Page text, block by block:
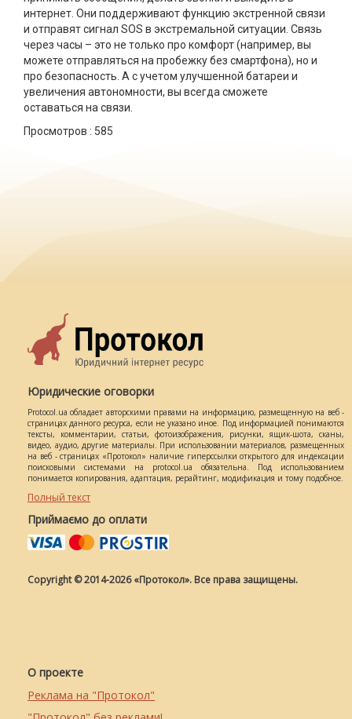
интернет. Они поддерживают функцию экстренной связи
и отправят сигнал SOS в экстремальной ситуации. Связь
через часы – это не только про комфорт (например, вы
можете отправляться на пробежку без смартфона), но и
про безопасность. А с учетом улучшенной батареи и
увеличения автономности, вы всегда сможете
оставаться на связи.
Просмотров : 585
Юридические оговорки
Protocol.ua обладает авторскими правами на информацию, размещенную на веб -
страницах данного ресурса, если не указано иное. Под информацией понимаются
тексты, комментарии, статьи, фотоизображения, рисунки, ящик-шота, сканы,
видео, аудио, другие материалы. При использовании материалов, размещенных
на веб - страницах «Протокол» наличие гиперссылки открытого для индексации
поисковыми системами на protocol.ua обязательна. Под использованием
понимается копирования, адаптация, рерайтинг, модификация и тому подобное.
Полный текст
Приймаємо до оплати
Copyright © 2014-2026 «Протокол». Все права защищены.
О проекте
Реклама на "Протокол"